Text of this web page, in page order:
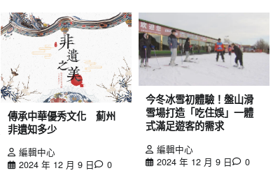
傳承中華優秀文化 薊州
非遺知多少
編輯中心
2024 年 12 月 9 日
0
今冬冰雪初體驗！盤山滑
雪場打造「吃住娛」一體
式滿足遊客的需求
編輯中心
2024 年 12 月 9 日
0